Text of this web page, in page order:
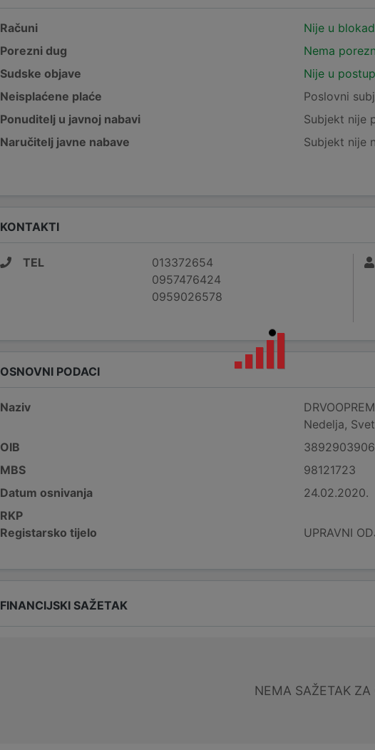
Računi
Nije u
Porezni dug
Nema
Sudske objave
Nije u
Neisplaćene plaće
Poslovni
Ponuditelj u javnoj nabavi
Subjekt nije
Naručitelj javne nabave
Subjekt nije
KONTAKTI
TEL
013372654
0957476424
0959026578
OSNOVNI PODACI
Naziv
Nedelja,
OIB
MBS
98121723
Datum osnivanja
24.02.2020.
RKP
Registarsko tijelo
UPRAVNI
FINANCIJSKI SAŽETAK
NEMA SAŽETAK ZA